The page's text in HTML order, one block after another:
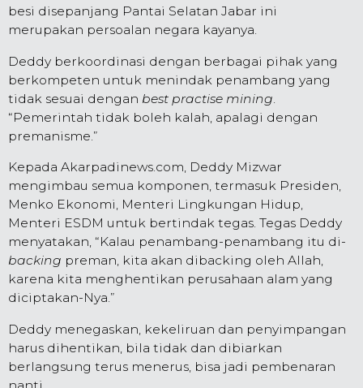
besi disepanjang Pantai Selatan Jabar ini
merupakan persoalan negara kayanya.
Deddy berkoordinasi dengan berbagai pihak yang
berkompeten untuk menindak penambang yang
tidak sesuai dengan best practise mining
“Pemerintah tidak boleh kalah, apalagi dengan
premanisme.”
Kepada Akarpadinews.com, Deddy Mizwar
mengimbau semua komponen, termasuk Presiden,
Menko Ekonomi, Menteri Lingkungan Hidup,
Menteri ESDM untuk bertindak tegas. Tegas Deddy
menyatakan, “Kalau penambang-penambang itu di-
backing preman, kita akan dibacking oleh Allah,
karena kita menghentikan perusahaan alam yang
diciptakan-Nya.”
Deddy menegaskan, kekeliruan dan penyimpangan
harus dihentikan, bila tidak dan dibiarkan
berlangsung terus menerus, bisa jadi pembenaran
nanti.